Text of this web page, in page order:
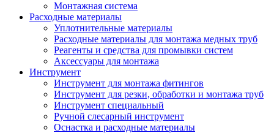
Монтажная система
Расходные материалы
Уплотнительные материалы
Расходные материалы для монтажа медных труб
Реагенты и средства для промывки систем
Аксессуары для монтажа
Инструмент
Инструмент для монтажа фитингов
Инструмент для резки, обработки и монтажа труб
Инструмент специальный
Ручной слесарный инструмент
Оснастка и расходные материалы